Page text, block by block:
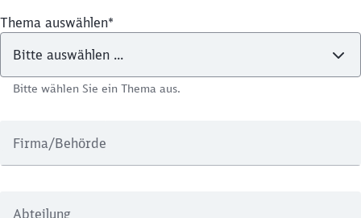
Thema auswählen*
Bitte wählen Sie ein Thema aus.
Firma/Behörde
Abteilung
Möchten Sie zuweitergeleitet